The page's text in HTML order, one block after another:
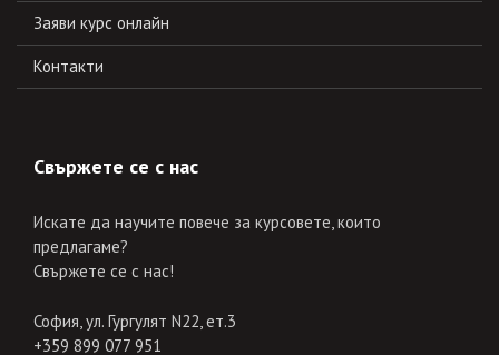
Заяви курс онлайн
Контакти
Свържете се с нас
Искате да научите повече за курсовете, които
предлагаме?
Свържете се с нас!
София, ул. Гургулят N22, ет.3
+359 899 077 951